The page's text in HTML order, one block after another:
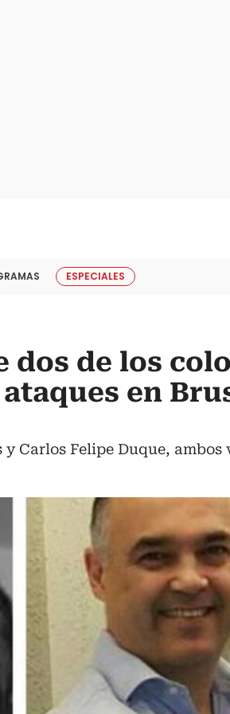
ESPECIALES
dos de los
en
Carlos Felipe Duque,